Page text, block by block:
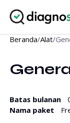
Alat
Harga
Masuk
Beranda/Alat/
Batas bulanan
Nama paket